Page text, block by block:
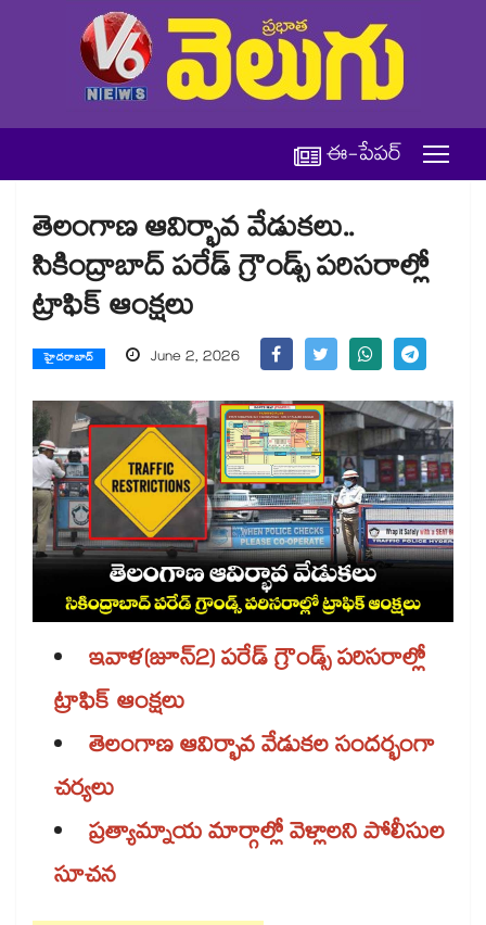
ఈ-పేపర్
తెలంగాణ ఆవిర్భావ వేడుకలు..
సికింద్రాబాద్ పరేడ్ గ్రౌండ్స్ పరిసరాల్లో
ట్రాఫిక్ ఆంక్షలు
హైదరాబాద్ June 2, 2026
ఇవాళ(జూన్2) పరేడ్ గ్రౌండ్స్ పరిసరాల్లో
ట్రాఫిక్ ఆంక్షలు
తెలంగాణ ఆవిర్భావ వేడుకల సందర్భంగా
చర్యలు
ప్రత్యామ్నాయ మార్గాల్లో వెళ్లాలని పోలీసుల
సూచన